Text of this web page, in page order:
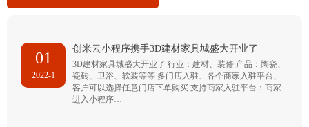
01
2022-1
创米云小程序携手3D建材家具城盛大开业了
3D建材家具城盛大开业了 行业：建材、装修 产品：陶瓷、
瓷砖、卫浴、软装等等 多门店入驻、各个商家入驻平台、
客户可以选择任意门店下单购买 支持商家入驻平台：商家
进入小程序…